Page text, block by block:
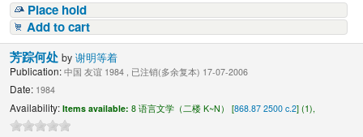
Place hold
Add to cart
芳踪何处by谢明等着
Publication: 中国 友谊 1984 , 已注销(多余复本) 17-07-2006
Date: 1984
Availability: Items available: 8 语言文学（二楼 K~N） [868.87 2500 c.2] (1),